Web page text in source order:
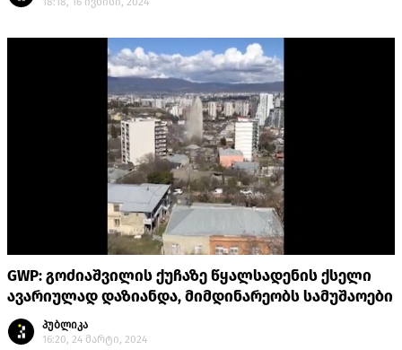
GWP: გოძიაშვილის ქუჩაზე წყალსადენის ქსელი
ავარიულად დაზიანდა, მიმდინარეობს სამუშაოები
პუბლიკა
16:20, 24 მარტი, 2024